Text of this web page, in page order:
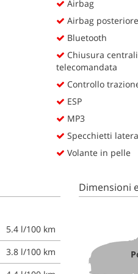
Airbag
Airbag posteriore
Bluetooth
Chiusura
telecomandata
Controllo
ESP
MP3
Specchietti
Volante in pelle
5.4 l/100 km
3.8 l/100 km
Dimensioni